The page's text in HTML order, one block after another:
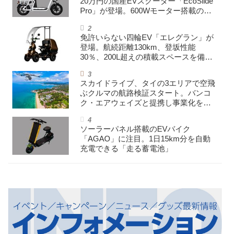
Pro」が登場。600Wモーター搭載のハ
免許いらない四輪EV「エレグラン」が
登場。航続距離130km、登坂性能
30％、200L超えの積載スペースを備え
スカイドライブ、タイの3エリアで空飛
ぶクルマの航路検証スタート。バンコ
ク・エアウェイズと提携し事業化を目
ソーラーパネル搭載のEVバイク
「AGAO」に注目。1日15km分を自動
充電できる「走る蓄電池」